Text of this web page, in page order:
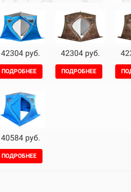
42304 руб.
ПОДРОБНЕЕ
42304 руб.
ПОДРОБНЕЕ
40584 руб.
ПОДРОБНЕЕ